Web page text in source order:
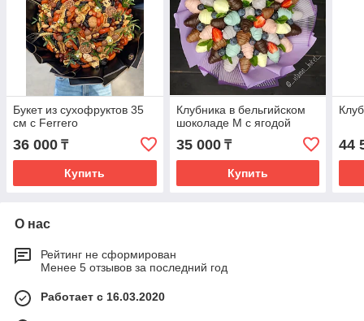
Букет из сухофруктов 35
см с Ferrero
36 000 ₸
Купить
Клубника в бельгийском
шоколаде М с ягодой
35 000₸
Купить
44
О нас
Рейтинг не сформирован
Менее 5 отзывов за последний год
Работает с 16.03.2020